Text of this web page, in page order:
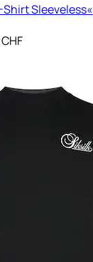
Sleeveless«